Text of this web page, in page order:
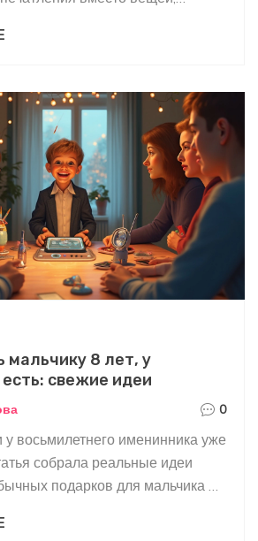
и важные бонусы для
подростков.
мальчику 8 лет, у
есть: свежие идеи
0
у восьмилетнего именинника уже
собрала реальные идеи
подарков для мальчика 8
языком — о современных